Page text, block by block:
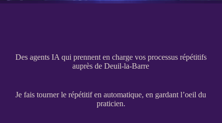
Des agents IA qui prennent en charge vos processus répétitifs
auprès de Deuil-la-Barre
Je fais tourner le répétitif en automatique, en gardant l’oeil du
praticien.